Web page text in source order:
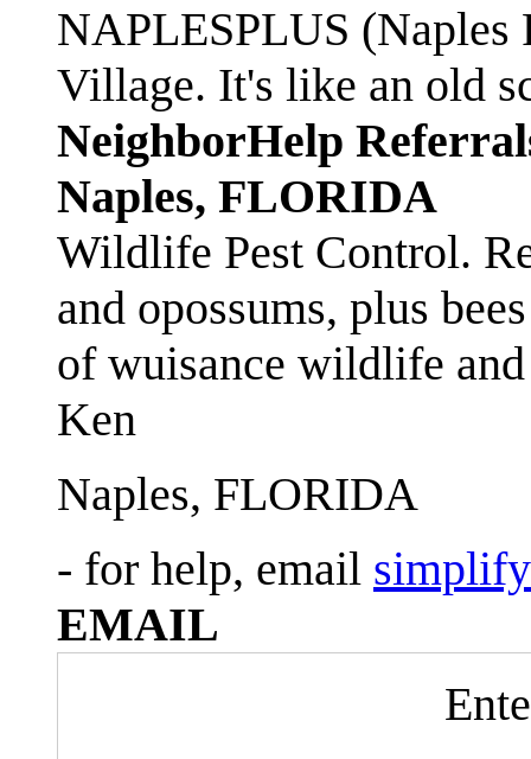
NAPLESPLUS
Village. It's like an old
NeighborHelp
Naples, FLORIDA
Wildlife Pest Control.
and opossums, plus
of wuisance wildlife
Ken
Naples, FLORIDA
- for help, email
EMAIL